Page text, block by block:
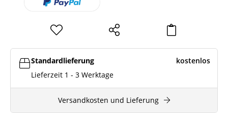
Standardlieferung
kostenlos
Lieferzeit 1 - 3 Werktage
Versandkosten und Lieferung